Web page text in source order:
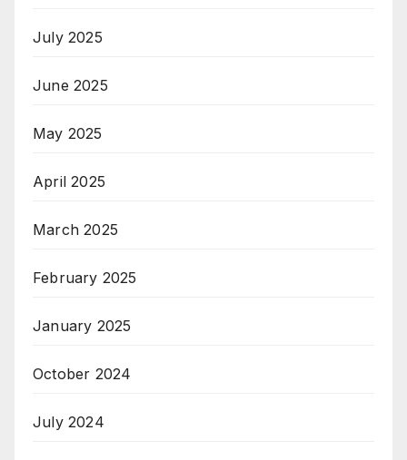
July 2025
June 2025
May 2025
April 2025
March 2025
February 2025
January 2025
October 2024
July 2024